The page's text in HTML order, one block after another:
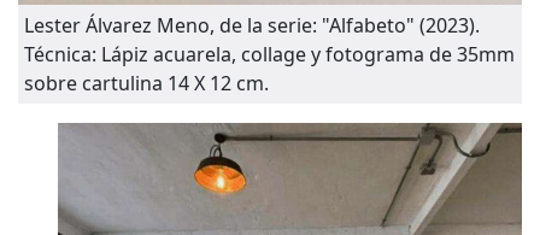
Lester Álvarez Meno, de la serie: "Alfabeto" (2023).
Técnica: Lápiz acuarela, collage y fotograma de 35mm
sobre cartulina 14 X 12 cm.